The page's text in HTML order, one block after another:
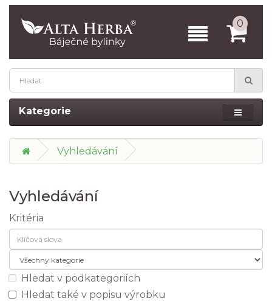
0
Kategorie
Vyhledávání
Vyhledávání
Kritéria
Hledat v podkategoriích
Hledat také v popisu výrobku